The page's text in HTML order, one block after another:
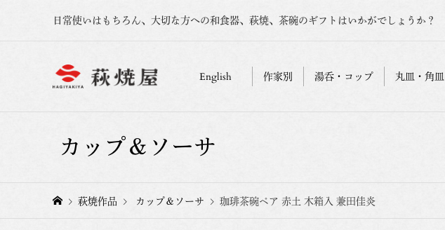
日常使いはもちろん、大切な方への和食器、萩焼、茶碗のギフトはいかがでしょうか？
English 作家別 湯呑・コップ 丸皿・角皿
カップ＆ソーサ
萩焼作品 カップ＆ソーサ 珈琲茶碗ペア 赤土 木箱入 兼田佳炎